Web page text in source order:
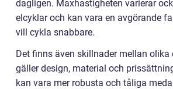
dagligen. Maxhastigheten varierar
elcyklar och kan vara en avgörande
vill cykla snabbare.
Det finns även skillnader mellan olika
gäller design, material och
kan vara mer robusta och tåliga